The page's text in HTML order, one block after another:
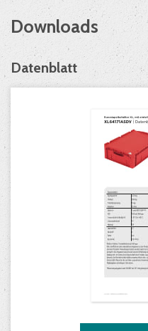
Downloads
Datenblatt